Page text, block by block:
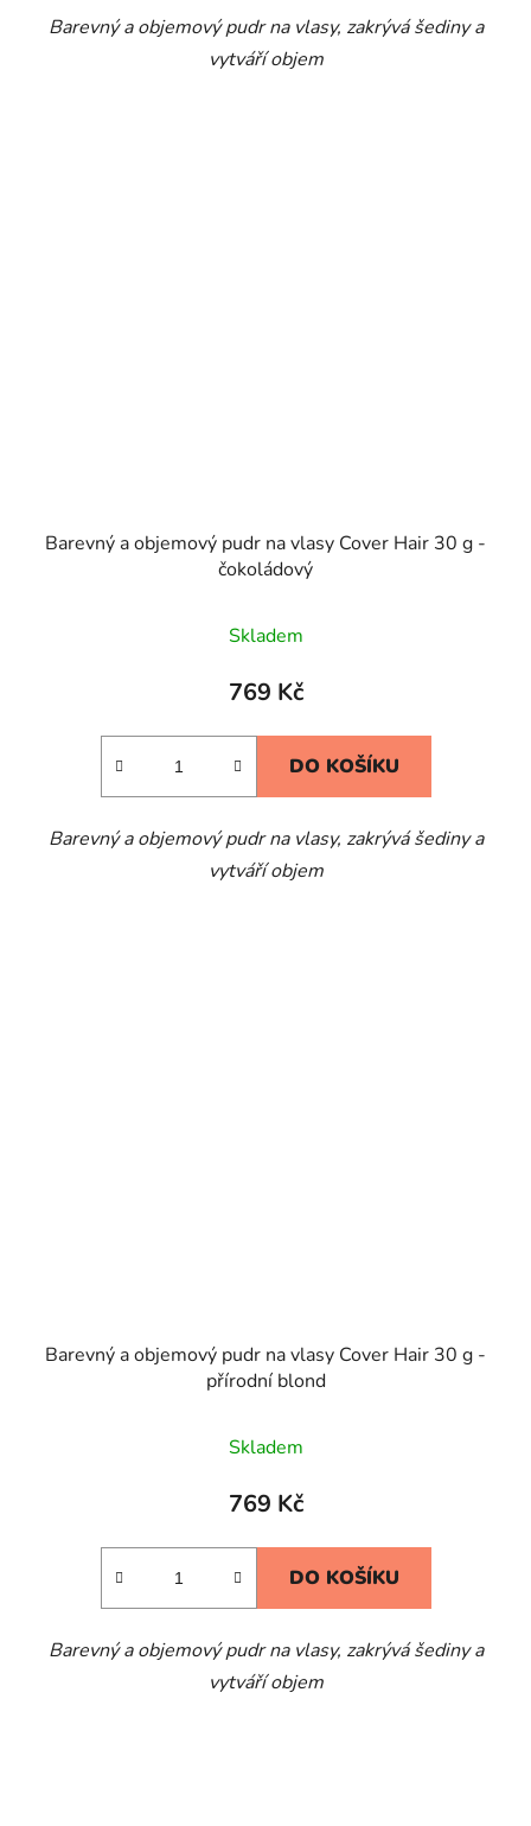
Barevný a objemový pudr na vlasy, zakrývá šediny a
vytváří objem
Barevný a objemový pudr na vlasy Cover Hair 30 g -
čokoládový
hodnocení
produktu
5,0
hvězdiček.
Skladem
769 Kč
DO KOŠÍKU
Barevný a objemový pudr na vlasy, zakrývá šediny a
vytváří objem
Barevný a objemový pudr na vlasy Cover Hair 30 g -
přírodní blond
Skladem
769 Kč
DO KOŠÍKU
Barevný a objemový pudr na vlasy, zakrývá šediny a
vytváří objem